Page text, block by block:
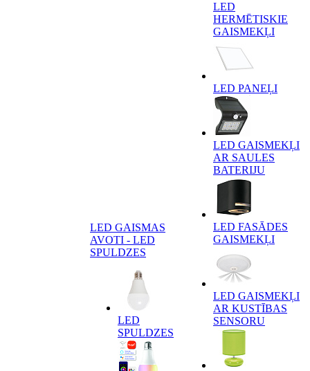
LED GAISMAS
AVOTI - LED
SPULDZES
LED
SPULDZES
LED
HERMĒTISKIE
GAISMEKĻI
LED PANEĻI
LED GAISMEKĻI
AR SAULES
BATERIJU
LED FASĀDES
GAISMEKĻI
LED GAISMEKĻI
AR KUSTĪBAS
SENSORU